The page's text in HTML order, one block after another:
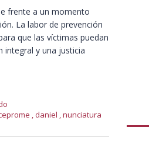
frente a un momento
La labor de prevención
que las víctimas puedan
integral y una justicia
,daniel ,nunciatura